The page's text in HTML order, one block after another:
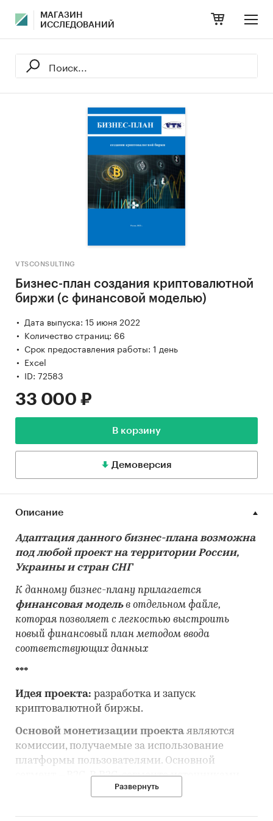
МАГАЗИН
ИССЛЕДОВАНИЙ
VTSCONSULTING
Бизнес-план создания криптовалютной
биржи (с финансовой моделью)
Дата выпуска: 15 июня 2022
Количество страниц: 66
Срок предоставления работы: 1 день
Excel
ID: 72583
33 000 ₽
В корзину
Демоверсия
Описание
Адаптация данного бизнес-плана возможна
под любой проект на территории России,
Украины и стран СНГ
К данному бизнес-плану прилагается
финансовая модельв отдельном файле,
которая позволяет с легкостью выстроить
новый финансовый план методом ввода
соответствующих данных
***
Идея проекта: разработка и запуск
криптовалютной биржы.
Основой монетизации проекта являются
комиссии, получаемые за использование
платформы пользователями. Основной
сегмент – В2С. В B2C-сегменте источниками
дохода веб-сервиса являются: депозит
Развернуть